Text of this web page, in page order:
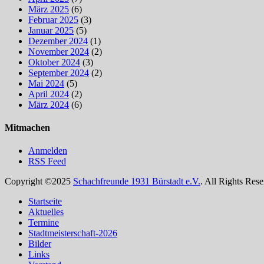
März 2025 (6)
Februar 2025 (3)
Januar 2025 (5)
Dezember 2024 (1)
November 2024 (2)
Oktober 2024 (3)
September 2024 (2)
Mai 2024 (5)
April 2024 (2)
März 2024 (6)
Mitmachen
Anmelden
RSS Feed
Copyright ©2025 Schachfreunde 1931 Bürstadt e.V.. All Rights
oben
scrollen
Startseite
Aktuelles
Termine
Stadtmeisterschaft-2026
Bilder
Links